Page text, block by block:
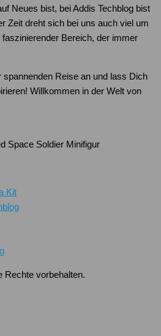
Neues bist, bei Addis Techblog bist
Zeit dreht sich bei uns auch viel um
faszinierender Bereich, der immer
Reise an und lass Dich
Willkommen in der Welt von
Space Soldier Minifigur
Kit
Rechte vorbehalten.